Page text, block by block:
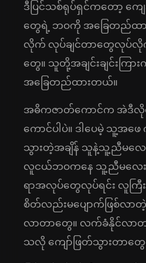
ဒီပြင်သစ်ရုပ်ရှင်ကတော့
တွေရဲ့ ဘဝကို အခြေတည်ထ
လိုက် လုပ်ချင်တာတွေလုပ်
တွေ။ သူတို့အချင်းချင်းကြ
အခြေတည်ထားတယ်။
အဓိကဇာတ်ကောင်က အဲဒီလို
ကောင်ပါပဲ။ ဒါပေမဲ့ သူ့အဖေ
သွားတဲ့အချိန် သူနဲ့သူ့ညီမလေ
လူငယ်ဘဝကနေ သူ့ညီမလေ
ရာအလုပ်တွေလုပ်ရင်း လူကြီ
စိတ်လည်းမပျောက်ဖြစ်လာ
လာတာတွေ။ လက်ခံနိုင်လာ
သလို ကျော်ဖြတ်သွားတာတွ